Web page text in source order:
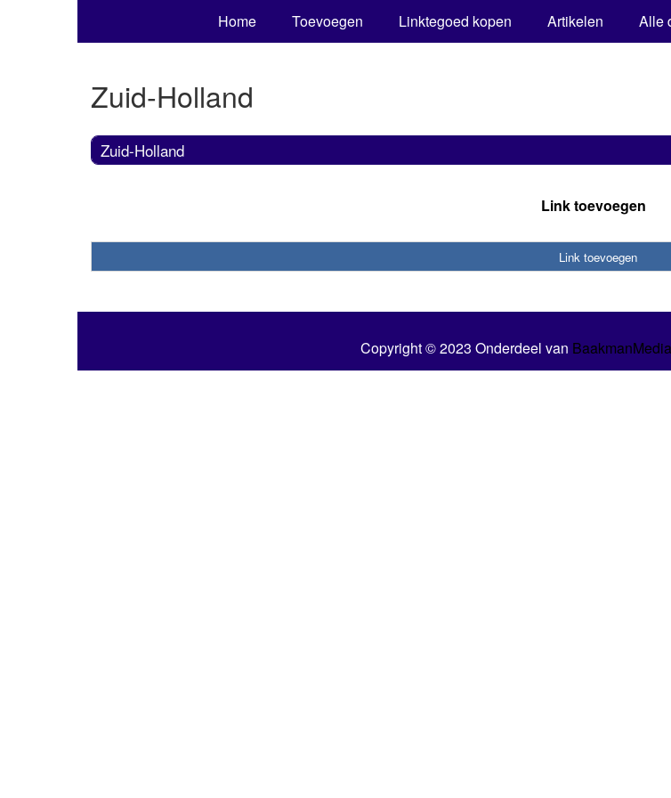
Home Toevoegen Linktegoed kopen Artikelen Alle
Zuid-Holland
Zuid-Holland
Link toevoegen
Link toevoegen
Copyright © 2023 Onderdeel van BaakmanMedia